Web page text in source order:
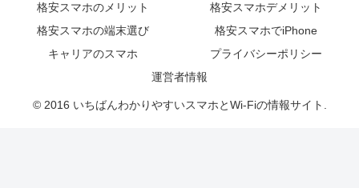
格安スマホのメリット
格安スマホデメリット
格安スマホの端末選び
格安スマホでiPhone
キャリアのスマホ
プライバシーポリシー
運営者情報
© 2016 いちばんわかりやすいスマホとWi-Fiの情報サイト.